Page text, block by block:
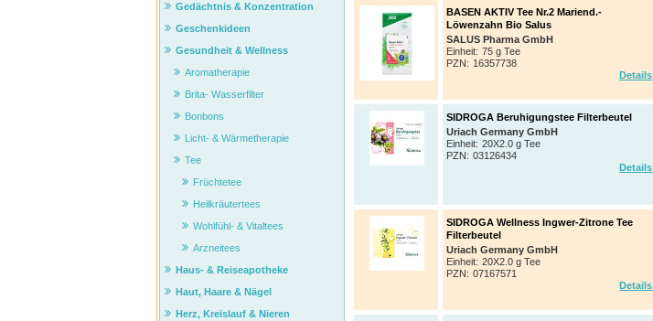
BASEN AKTIV Tee Nr.2 Mariend.-
Löwenzahn Bio Salus
SALUS Pharma GmbH
Einheit: 75 g Tee
PZN: 16357738
Details
SIDROGA Beruhigungstee Filterbeutel
Uriach Germany GmbH
Einheit: 20X2.0 g Tee
PZN: 03126434
Details
SIDROGA Wellness Ingwer-Zitrone Tee
Filterbeutel
Uriach Germany GmbH
Einheit: 20X2.0 g Tee
PZN: 07167571
Details
Gedächtnis & Konzentration
Geschenkideen
Gesundheit & Wellness
Aromatherapie
Brita- Wasserfilter
Bonbons
Licht- & Wärmetherapie
Tee
Früchtetee
Heilkräutertees
Wohlfühl- & Vitaltees
Arzneitees
Haus- & Reiseapotheke
Haut, Haare & Nägel
Herz, Kreislauf & Nieren